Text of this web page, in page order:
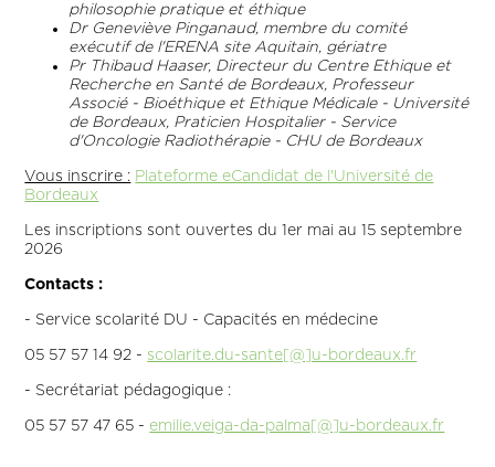
philosophie pratique et éthique
Dr Geneviève Pinganaud, membre du comité
exécutif de l'ERENA site Aquitain, gériatre
Pr Thibaud Haaser, Directeur du Centre Ethique et
Recherche en Santé de Bordeaux, Professeur
Associé - Bioéthique et Ethique Médicale - Université
de Bordeaux, Praticien Hospitalier - Service
d'Oncologie Radiothérapie - CHU de Bordeaux
Vous inscrire : Plateforme eCandidat de l'Université de
Bordeaux
Les inscriptions sont ouvertes du 1er mai au 15 septembre
2026
Contacts :
- Service scolarité DU - Capacités en médecine
05 57 57 14 92 - scolarite.du-sante[@]u-bordeaux.fr
- Secrétariat pédagogique :
05 57 57 47 65 -emilie.veiga-da-palma[@]u-bordeaux.fr